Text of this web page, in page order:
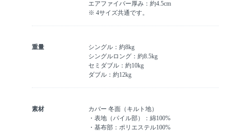
エアファイバー厚み：約4.5cm
※ 4サイズ共通です。
重量
シングル：約8kg
シングルロング：約8.5kg
セミダブル：約10kg
ダブル：約12kg
素材
カバー 冬面（キルト地）
・表地（パイル部）：綿100%
・基布部：ポリエステル100%